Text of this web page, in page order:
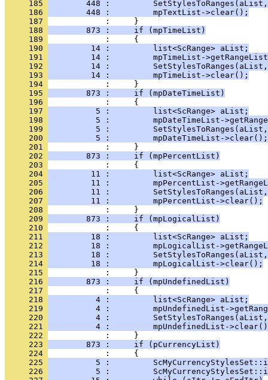
     185
448 :
     186
        448 :         mpTextList->clear();
     187
     188
        873 :     if (mpTimeList)
     189
     190
         14 :         list<ScRange> aList;
     191
14 :         mpTimeList-
     192
14 :
     193
         14 :         mpTimeList->clear();
     194
     195
        873 :     if (mpDateTimeList)
     196
     197
          5 :         list<ScRange> aList;
     198
5 :         mpDateTimeList-
     199
5 :
     200
          5 :         mpDateTimeList->clear();
     201
     202
        873 :     if (mpPercentList)
     203
     204
         11 :         list<ScRange> aList;
     205
11 :         mpPercentList-
     206
11 :
     207
         11 :         mpPercentList->clear();
     208
     209
        873 :     if (mpLogicalList)
     210
     211
         18 :         list<ScRange> aList;
     212
18 :         mpLogicalList-
     213
18 :
     214
         18 :         mpLogicalList->clear();
     215
     216
        873 :     if (mpUndefinedList)
     217
     218
          4 :         list<ScRange> aList;
     219
4 :         mpUndefinedList-
     220
4 :
     221
4 :         mpUndefinedList-
     222
     223
        873 :     if (pCurrencyList)
     224
     225
5 :
     226
5 :